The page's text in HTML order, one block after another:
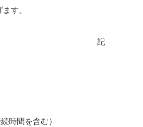
す。
記
時間を含む）